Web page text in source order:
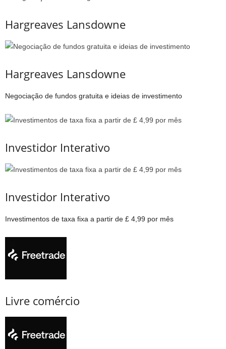
Hargreaves Lansdowne
Hargreaves Lansdowne
Negociação de fundos gratuita e ideias de investimento
Investidor Interativo
Investidor Interativo
Investimentos de taxa fixa a partir de £ 4,99 por mês
Livre comércio